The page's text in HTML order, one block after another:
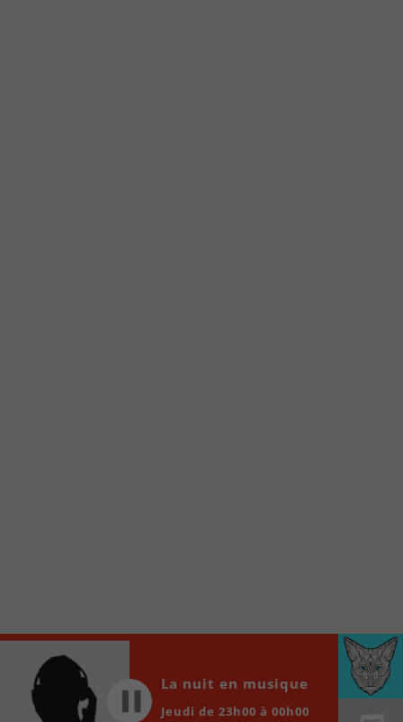
Audio
Player
00:00 00:00
La nuit en musique
Jeudi de 23h00 à 00h00